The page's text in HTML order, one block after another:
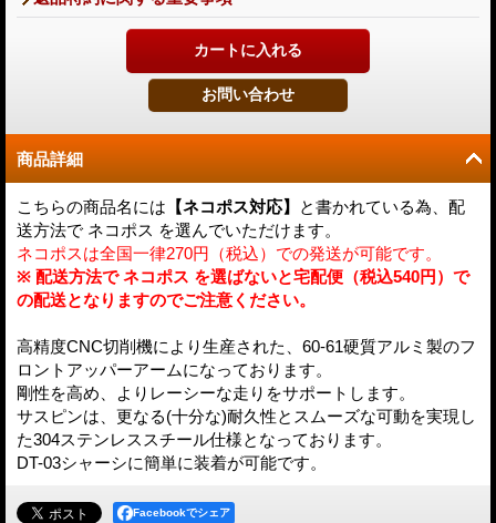
商品詳細
こちらの商品名には 【ネコポス対応】
と書かれている為、配
送方法で ネコポス を選んでいただけます。
ネコポスは全国一律270円（税込）での発送が可能です。
※ 配送方法で ネコポス を選ばないと宅配便（税込540円）で
の配送となりますのでご注意ください。
高精度CNC切削機により生産された、60-61硬質アルミ製のフ
ロントアッパーアームになっております。
剛性を高め、よりレーシーな走りをサポートします。
サスピンは、更なる(十分な)耐久性とスムーズな可動を実現し
た304ステンレススチール仕様となっております。
DT-03シャーシに簡単に装着が可能です。
Facebookでシェア